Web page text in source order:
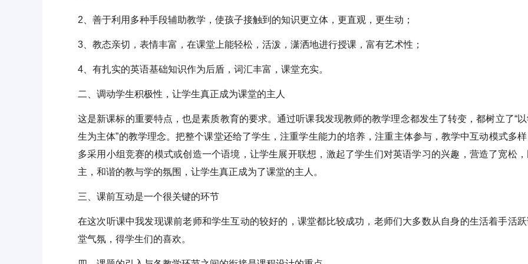
2、善于利用多种手段辅助教学，使孩子接触到的知识更立体，更直观，更生动；
3、教态亲切，表情丰富，在课堂上能轻松，活泼，潇洒地进行授课，富有艺术性；
4、有扎实的英语基础知识作为后盾，词汇丰富，课堂充实。
二、调动学生积极性，让学生真正成为课堂的主人
这是新课标的重要特点，也是素质教育的要求。通过听课我发现教师的教学理念都发生了转变，都树立了“以
生为主体”的教学理念。把整个课堂还给了学生，注重学生能力的培养，注重主体参与，教学中互动模式多样
多采用小组竞赛的模式或创造一个语境，让学生展开联想，激起了学生们对英语学习的兴趣，营造了宽松，
主，和谐的教与学的氛围，让学生真正成为了课堂的主人。
三、课前互动是一个很关键的环节
在这次听课中我发现课前老师和学生互动的较好的，课堂都比较成功，老师们大多数从自身的生活着手活
堂气氛，得学生们的喜欢。